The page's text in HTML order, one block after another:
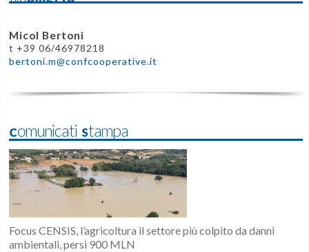
Micol Bertoni
t +39 06/46978218
bertoni.m@confcooperative.it
Comunicati Stampa
Focus CENSIS, l’agricoltura il settore più colpito da danni
ambientali, persi 900 MLN